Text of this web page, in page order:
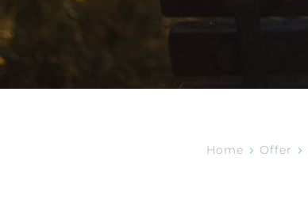
Home Offer